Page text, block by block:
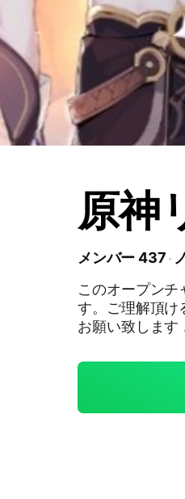
原神
メンバー 437
このオープン
す。ご理解頂け
お願い致します